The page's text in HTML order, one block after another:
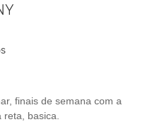
finais de semana com a
basica.